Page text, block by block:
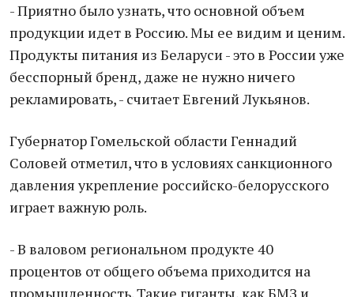
- Приятно было узнать, что основной объем
продукции идет в Россию. Мы ее видим и ценим.
Продукты питания из Беларуси - это в России уже
бесспорный бренд, даже не нужно ничего
рекламировать, - считает Евгений Лукьянов.
Губернатор Гомельской области Геннадий
Соловей отметил, что в условиях санкционного
давления укрепление российско-белорусского
играет важную роль.
- В валовом региональном продукте 40
процентов от общего объема приходится на
промышленность. Такие гиганты, как БМЗ и